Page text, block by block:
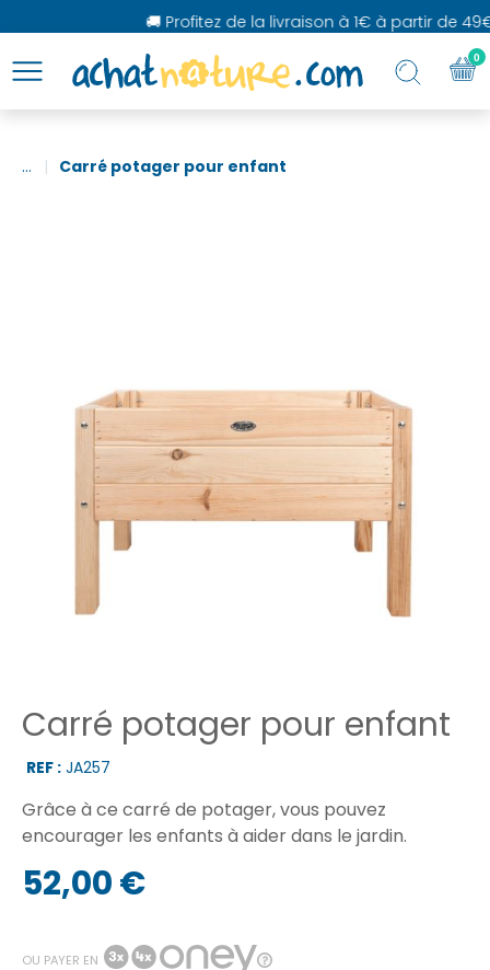
🚚 Profitez de la livraison à 1€ à partir de
... Carré potager pour enfant
Carré potager pour enfant
REF : JA257
Grâce à ce carré de potager, vous pouvez
encourager les enfants à aider dans le jardin.
52,00 €
OU PAYER EN
0